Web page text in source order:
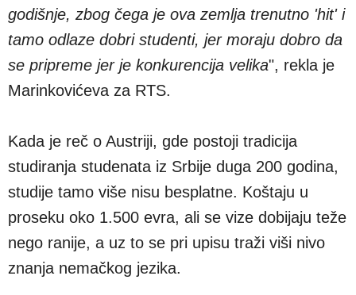
godišnje, zbog čega je ova zemlja trenutno 'hit' i
tamo odlaze dobri studenti, jer moraju dobro da
se pripreme jer je konkurencija velika", rekla je
Marinkovićeva za RTS.
Kada je reč o Austriji, gde postoji tradicija
studiranja studenata iz Srbije duga 200 godina,
studije tamo više nisu besplatne. Koštaju u
proseku oko 1.500 evra, ali se vize dobijaju teže
nego ranije, a uz to se pri upisu traži viši nivo
znanja nemačkog jezika.